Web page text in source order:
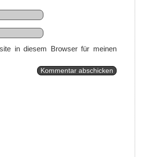
in diesem Browser für meinen